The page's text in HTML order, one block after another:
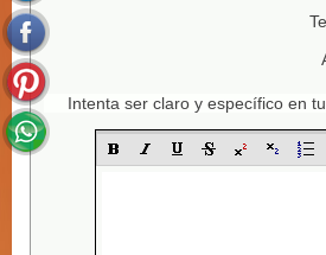
Intenta ser claro y específico en